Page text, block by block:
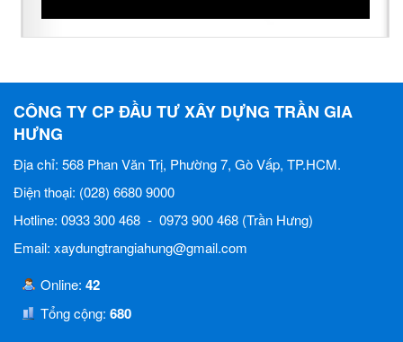
CÔNG TY CP ĐẦU TƯ XÂY DỰNG TRẦN GIA
HƯNG
Địa chỉ: 568 Phan Văn Trị, Phường 7, Gò Vấp, TP.HCM.
Điện thoại: (028) 6680 9000
Hotline: 0933 300 468 - 0973 900 468 (Trần Hưng)
Email: xaydungtrangiahung@gmail.com
Online: 42
Tổng cộng: 680